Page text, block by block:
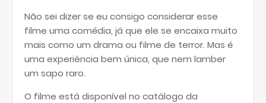
Não sei dizer se eu consigo considerar esse
filme uma comédia, já que ele se encaixa muito
mais como um drama ou filme de terror. Mas é
uma experiência bem única, que nem lamber
um sapo raro.
O filme está disponível no catálogo da